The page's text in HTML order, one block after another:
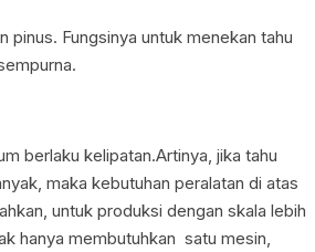
pinus. Fungsinya untuk menekan tahu
berlaku kelipatan.Artinya, jika tahu
maka kebutuhan peralatan di atas
untuk produksi dengan skala lebih
hanya membutuhkan satu mesin,